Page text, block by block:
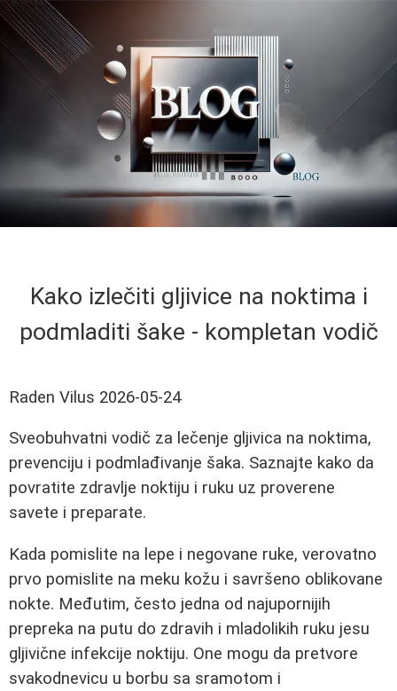
Kako izlečiti gljivice na noktima i
podmladiti šake - kompletan vodič
Raden Vilus 2026-05-24
Sveobuhvatni vodič za lečenje gljivica na noktima,
prevenciju i podmlađivanje šaka. Saznajte kako da
povratite zdravlje noktiju i ruku uz proverene
savete i preparate.
Kada pomislite na lepe i negovane ruke, verovatno
prvo pomislite na meku kožu i savršeno oblikovane
nokte. Međutim, često jedna od najupornijih
prepreka na putu do zdravih i mladolikih ruku jesu
gljivične infekcije noktiju. One mogu da pretvore
svakodnevicu u borbu sa sramotom i